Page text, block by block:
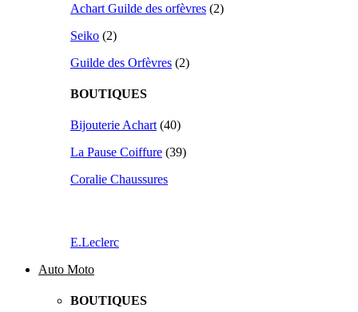
Achart Guilde des orfèvres (2)
Seiko (2)
Guilde des Orfèvres (2)
BOUTIQUES
Bijouterie Achart (40)
La Pause Coiffure (39)
Coralie Chaussures
E.Leclerc
Auto Moto
BOUTIQUES